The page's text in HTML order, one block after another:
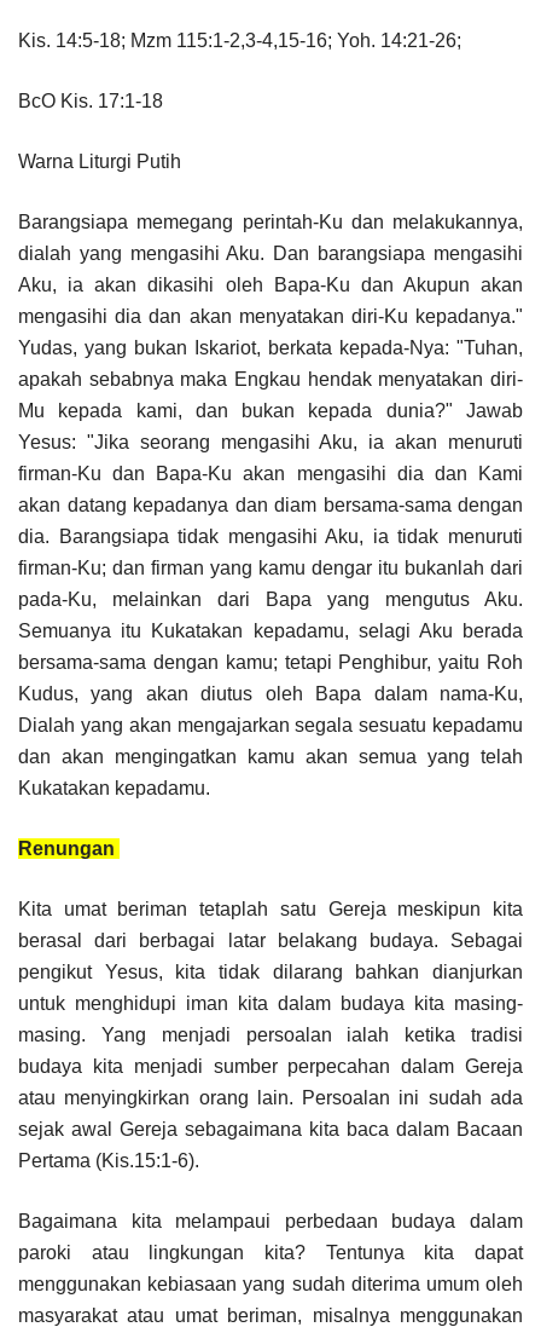
Kis. 14:5-18; Mzm 115:1-2,3-4,15-16; Yoh. 14:21-26;
BcO Kis. 17:1-18
Warna Liturgi Putih
Barangsiapa memegang perintah-Ku dan melakukannya,
dialah yang mengasihi Aku. Dan barangsiapa mengasihi
Aku, ia akan dikasihi oleh Bapa-Ku dan Akupun akan
mengasihi dia dan akan menyatakan diri-Ku kepadanya."
Yudas, yang bukan Iskariot, berkata kepada-Nya: "Tuhan,
apakah sebabnya maka Engkau hendak menyatakan diri-
Mu kepada kami, dan bukan kepada dunia?" Jawab
Yesus: "Jika seorang mengasihi Aku, ia akan menuruti
firman-Ku dan Bapa-Ku akan mengasihi dia dan Kami
akan datang kepadanya dan diam bersama-sama dengan
dia. Barangsiapa tidak mengasihi Aku, ia tidak menuruti
firman-Ku; dan firman yang kamu dengar itu bukanlah dari
pada-Ku, melainkan dari Bapa yang mengutus Aku.
Semuanya itu Kukatakan kepadamu, selagi Aku berada
bersama-sama dengan kamu; tetapi Penghibur, yaitu Roh
Kudus, yang akan diutus oleh Bapa dalam nama-Ku,
Dialah yang akan mengajarkan segala sesuatu kepadamu
dan akan mengingatkan kamu akan semua yang telah
Kukatakan kepadamu.
Renungan
Kita umat beriman tetaplah satu Gereja meskipun kita
berasal dari berbagai latar belakang budaya. Sebagai
pengikut Yesus, kita tidak dilarang bahkan dianjurkan
untuk menghidupi iman kita dalam budaya kita masing-
masing. Yang menjadi persoalan ialah ketika tradisi
budaya kita menjadi sumber perpecahan dalam Gereja
atau menyingkirkan orang lain. Persoalan ini sudah ada
sejak awal Gereja sebagaimana kita baca dalam Bacaan
Pertama (Kis.15:1-6).
Bagaimana kita melampaui perbedaan budaya dalam
paroki atau lingkungan kita? Tentunya kita dapat
menggunakan kebiasaan yang sudah diterima umum oleh
masyarakat atau umat beriman, misalnya menggunakan